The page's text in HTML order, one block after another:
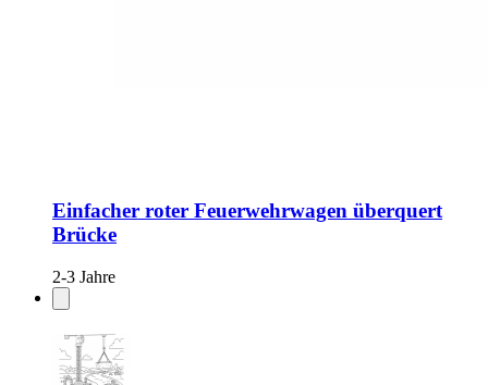
Einfacher roter Feuerwehrwagen überquert
Brücke
2-3 Jahre